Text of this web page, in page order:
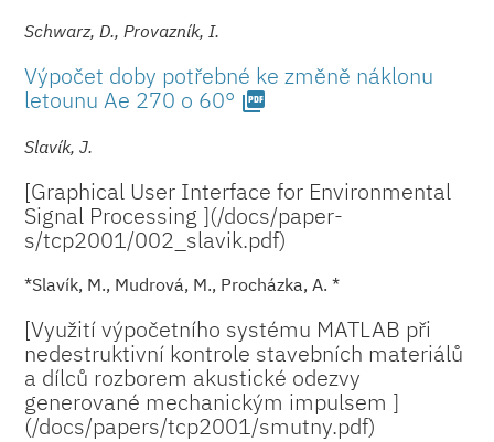
Schwarz, D., Provazník, I.
Výpočet doby potřebné ke změně náklonu
letounu Ae 270 o 60° picture_as_pdf
Slavík, J.
[Graphical User Interface for Environmental
Signal Processing ](/docs/paper­
s/tcp2001/002_sla­vik.pdf)
*Slavík, M., Mudrová, M., Procházka, A. *
[Využití výpočetního systému MATLAB při
nedestruktivní kontrole stavebních materiálů
a dílců rozborem akustické odezvy
generované mechanickým impulsem ]
(/docs/paper­s/tcp2001/smut­ny.pdf)